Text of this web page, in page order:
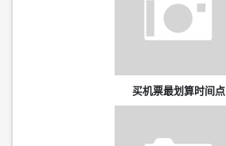
买机票最划算时间点